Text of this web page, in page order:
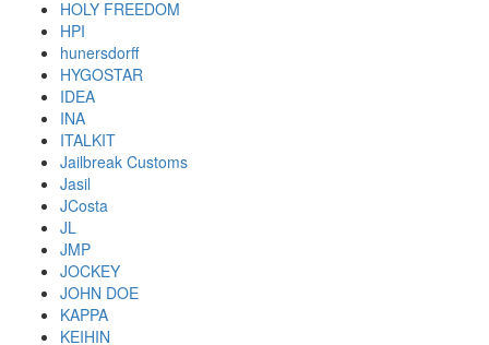
HOLY FREEDOM
HPI
hunersdorff
HYGOSTAR
IDEA
INA
ITALKIT
Jailbreak Customs
Jasil
JCosta
JL
JMP
JOCKEY
JOHN DOE
KAPPA
KEIHIN